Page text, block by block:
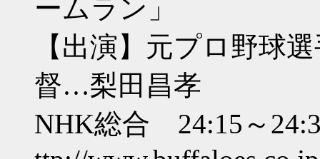
ームラン」
【出演】元プロ野球
督…梨田昌孝
NHK総合 24:15～